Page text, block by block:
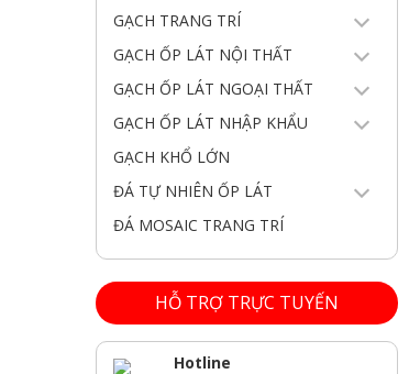
GẠCH TRANG TRÍ
GẠCH ỐP LÁT NỘI THẤT
GẠCH ỐP LÁT NGOẠI THẤT
GẠCH ỐP LÁT NHẬP KHẨU
GẠCH KHỔ LỚN
ĐÁ TỰ NHIÊN ỐP LÁT
ĐÁ MOSAIC TRANG TRÍ
HỖ TRỢ TRỰC TUYẾN
Hotline